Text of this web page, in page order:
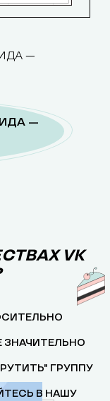
—
—
VK
ЗНАЧИТЕЛЬНО
ГРУППУ
В НАШУ